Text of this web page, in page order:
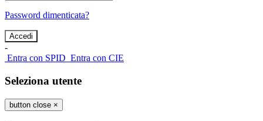
Password dimenticata?
-
Entra con SPID Entra con CIE
Seleziona utente
button close ×